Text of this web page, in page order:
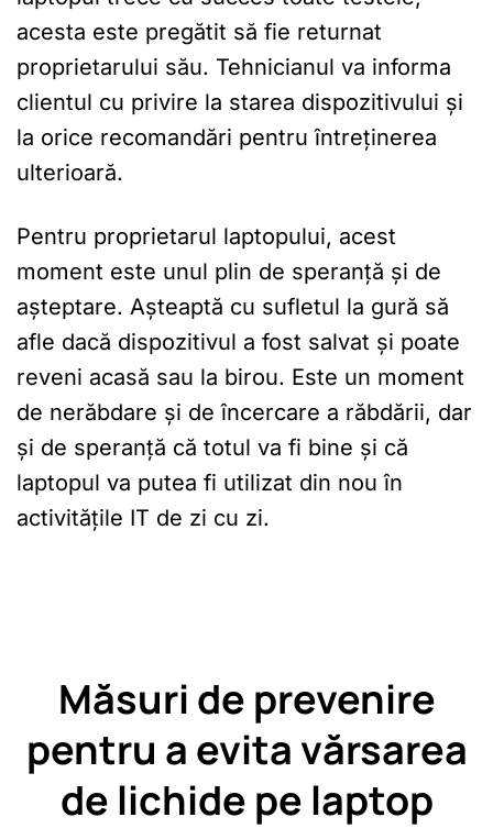
acesta este pregătit să fie returnat
proprietarului său. Tehnicianul va informa
clientul cu privire la starea dispozitivului și
la orice recomandări pentru întreținerea
ulterioară.
Pentru proprietarul laptopului, acest
moment este unul plin de speranță și de
așteptare. Așteaptă cu sufletul la gură să
afle dacă dispozitivul a fost salvat și poate
reveni acasă sau la birou. Este un moment
de nerăbdare și de încercare a răbdării, dar
și de speranță că totul va fi bine și că
laptopul va putea fi utilizat din nou în
activitățile IT de zi cu zi.
Măsuri de prevenire
pentru a evita vărsarea
de lichide pe laptop